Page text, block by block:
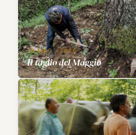
28 MAG · 2026
Il taglio del Maggio